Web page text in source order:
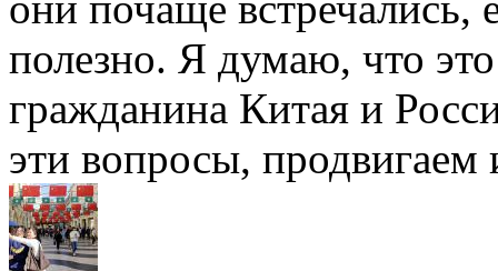
полезно. Я думаю, что
гражданина Китая и
эти вопросы,